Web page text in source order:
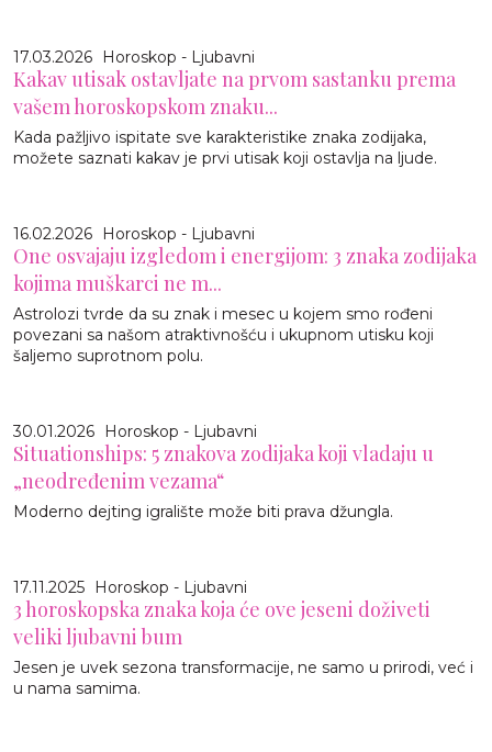
17.03.2026 Horoskop - Ljubavni
Kakav utisak ostavljate na prvom sastanku prema
vašem horoskopskom znaku...
Kada pažljivo ispitate sve karakteristike znaka zodijaka,
možete saznati kakav je prvi utisak koji ostavlja na ljude.
16.02.2026 Horoskop - Ljubavni
One osvajaju izgledom i energijom: 3 znaka zodijaka
kojima muškarci ne m...
Astrolozi tvrde da su znak i mesec u kojem smo rođeni
povezani sa našom atraktivnošću i ukupnom utisku koji
šaljemo suprotnom polu.
30.01.2026 Horoskop - Ljubavni
Situationships: 5 znakova zodijaka koji vladaju u
„neodređenim vezama“
Moderno dejting igralište može biti prava džungla.
17.11.2025 Horoskop - Ljubavni
3 horoskopska znaka koja će ove jeseni doživeti
veliki ljubavni bum
Jesen je uvek sezona transformacije, ne samo u prirodi, već i
u nama samima.